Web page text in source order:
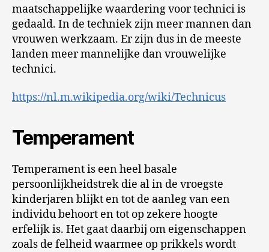
maatschappelijke waardering voor technici is
gedaald. In de techniek zijn meer mannen dan
vrouwen werkzaam. Er zijn dus in de meeste
landen meer mannelijke dan vrouwelijke
technici.
https://nl.m.wikipedia.org/wiki/Technicus
Temperament
Temperament is een heel basale
persoonlijkheidstrek die al in de vroegste
kinderjaren blijkt en tot de aanleg van een
individu behoort en tot op zekere hoogte
erfelijk is. Het gaat daarbij om eigenschappen
zoals de felheid waarmee op prikkels wordt